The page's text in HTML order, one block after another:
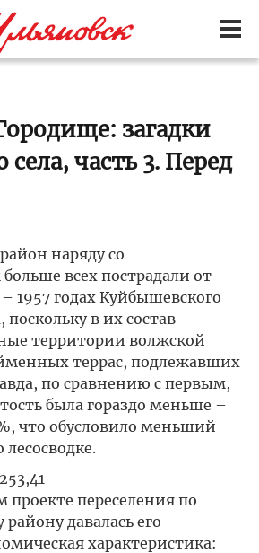
загадки
села, часть 3. Перед
наряду со
всех пострадали от
1957 годах Куйбышевского
в их состав
территории волжской
террас, подлежавших
по сравнению с первым,
была гораздо меньше –
что обусловило меньший
проекте переселения по
давалась его
характеристика: